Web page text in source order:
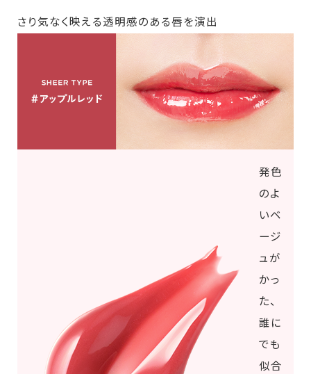
さり気なく映える透明感のある唇を演出
発色
のよ
いベ
ージ
ュが
かっ
た、
誰に
でも
似合